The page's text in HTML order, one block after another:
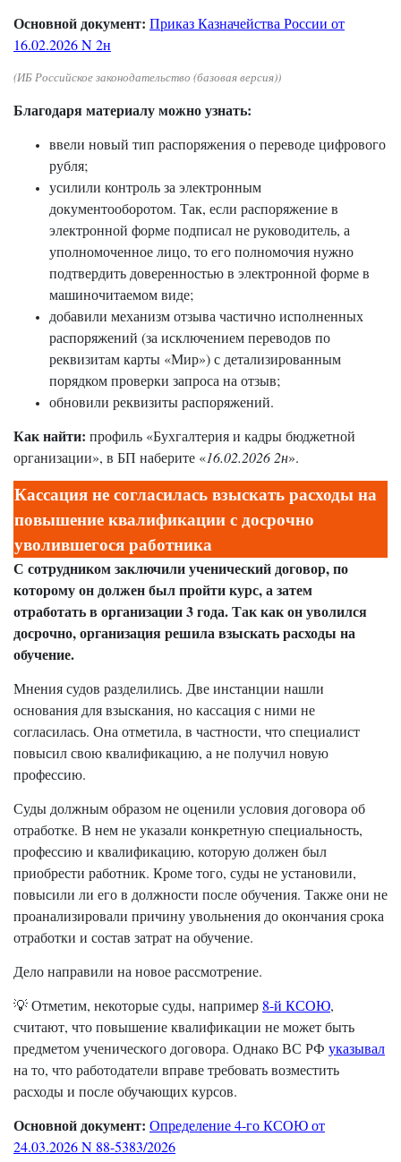
Основной документ: Приказ Казначейства России от
16.02.2026 N 2н
(ИБ Российское законодательство (базовая версия))
Благодаря материалу можно узнать:
ввели новый тип распоряжения о переводе цифрового
рубля;
усилили контроль за электронным
документооборотом. Так, если распоряжение в
электронной форме подписал не руководитель, а
уполномоченное лицо, то его полномочия нужно
подтвердить доверенностью в электронной форме в
машиночитаемом виде;
добавили механизм отзыва частично исполненных
распоряжений (за исключением переводов по
реквизитам карты «Мир») с детализированным
порядком проверки запроса на отзыв;
обновили реквизиты распоряжений.
Как найти: профиль «Бухгалтерия и кадры бюджетной
организации», в БП наберите «16.02.2026 2н».
Кассация не согласилась взыскать расходы на
повышение квалификации с досрочно
уволившегося работника
С сотрудником заключили ученический договор, по
которому он должен был пройти курс, а затем
отработать в организации 3 года. Так как он уволился
досрочно, организация решила взыскать расходы на
обучение.
Мнения судов разделились. Две инстанции нашли
основания для взыскания, но кассация с ними не
согласилась. Она отметила, в частности, что специалист
повысил свою квалификацию, а не получил новую
профессию.
Суды должным образом не оценили условия договора об
отработке. В нем не указали конкретную специальность,
профессию и квалификацию, которую должен был
приобрести работник. Кроме того, суды не установили,
повысили ли его в должности после обучения. Также они не
проанализировали причину увольнения до окончания срока
отработки и состав затрат на обучение.
Дело направили на новое рассмотрение.
💡 Отметим, некоторые суды, например 8-й КСОЮ,
считают, что повышение квалификации не может быть
предметом ученического договора. Однако ВС РФ указывал
на то, что работодатели вправе требовать возместить
расходы и после обучающих курсов.
Основной документ: Определение 4-го КСОЮ от
24.03.2026 N 88-5383/2026